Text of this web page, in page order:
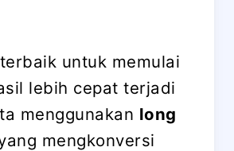
untuk memulai
lebih cepat terjadi
menggunakan long
mengkonversi